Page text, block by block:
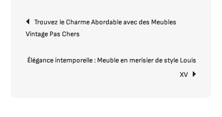
se
de
l’article
Trouvez le Charme Abordable avec des Meubles
Vintage Pas Chers
Élégance intemporelle : Meuble en merisier de style Louis
XV